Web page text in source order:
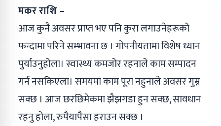
मकर राशि –
आज कुनै अवसर प्राप्त भए पनि कुरा लगाउनेहरूको
फन्दामा परिने सम्भावना छ । गोपनीयतामा विशेष ध्यान
पुर्याउनुहोला। स्वास्थ्य कमजोर रहनाले काम सम्पादन
गर्न नसकिएला। समयमा काम पूरा नहुनाले अवसर गुम्न
सक्छ । आज छरछिमेकमा झैझगडा हुन सक्छ, सावधान
रहनु होला, रुपैयापैसा हराउन सक्छ ।